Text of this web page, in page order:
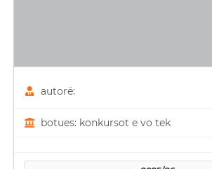
autorë:
botues: konkursot e vo tek